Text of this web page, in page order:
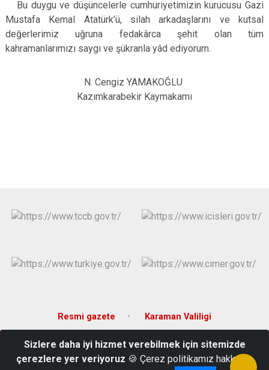
Bu duygu ve düşüncelerle cumhuriyetimizin kurucusu Gazi
Mustafa Kemal Atatürk’ü, silah arkadaşlarını ve kutsal
değerlerimiz uğruna fedakârca şehit olan tüm
kahramanlarımızı saygı ve şükranla yâd ediyorum.
N. Cengiz YAMAKOĞLU
Kazımkarabekir Kaymakamı
Resmi gazete Karaman Valiligi
Emsalhayat, 70600 Kazımkarabekir/Karaman
0 338 311 20 02
Sizlere daha iyi hizmet verebilmek için sitemizde
çerezlere yer veriyoruz 🍪 Çerez politikamız hakkında